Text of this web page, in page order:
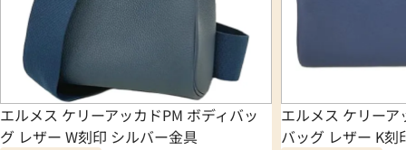
エルメス ケリーアッカドPM ボディバッ
グ レザー W刻印 シルバー金具
エルメス ケリー
バッグ レザー K刻